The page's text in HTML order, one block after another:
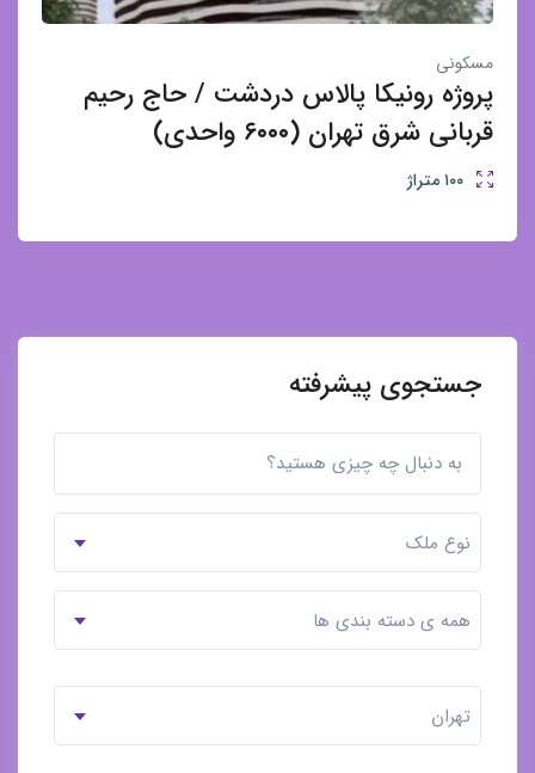
مسکونی
پروژه رونیکا پالاس دردشت / حاج رحیم
قربانی شرق تهران (۶۰۰۰ واحدی)
۱۰۰متراژ
جستجوی پیشرفته
نوع ملک
همه ی دسته بندی ها
تهران